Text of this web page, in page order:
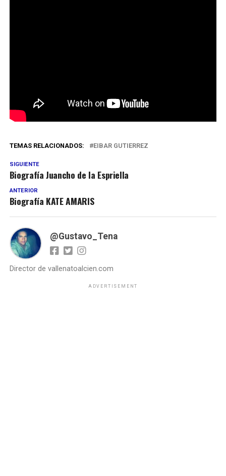
TEMAS RELACIONADOS: EIBAR GUTIERREZ
SIGUIENTE
Biografía Juancho de la Espriella
ANTERIOR
Biografía KATE AMARIS
@Gustavo_Tena
Director de vallenatoalcien.com
ADVERTISEMENT